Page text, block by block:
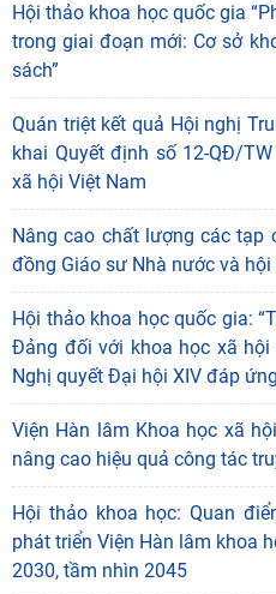
Hội thảo khoa học quốc gia
trong giai đoạn mới: Cơ sở
sách”
Quán triệt kết quả Hội nghị
khai Quyết định số 12-QĐ/
xã hội Việt Nam
Nâng cao chất lượng các tạp
đồng Giáo sư Nhà nước và
Hội thảo khoa học quốc gia:
Đảng đối với khoa học xã
Nghị quyết Đại hội XIV đáp
Viện Hàn lâm Khoa học xã
nâng cao hiệu quả công tác
Hội thảo khoa học: Quan
phát triển Viện Hàn lâm khoa
2030, tầm nhìn 2045